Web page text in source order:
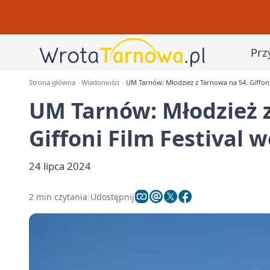
Strona główna Wiadomości UM Tarnów: Młodzież z Tarnowa na 54.
UM Tarnów: Młodzież
Giffoni Film Festival
24 lipca 2024
2 min czytania Udostępnij